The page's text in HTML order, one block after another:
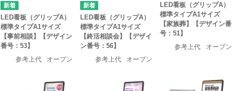
LED看板（グリップA）
標準タイプA1サイズ
【事前相談】【デザイン
番号：53】
参考上代
オープン
LED看板（グリップA）
標準タイプA1サイズ
【終活相談会】【デザイ
ン番号：56】
参考上代
オープン
LED看板（グリップA）
標準タイプA1サイズ
【家族葬】【デザイン番
号：51】
参考上代
オープン